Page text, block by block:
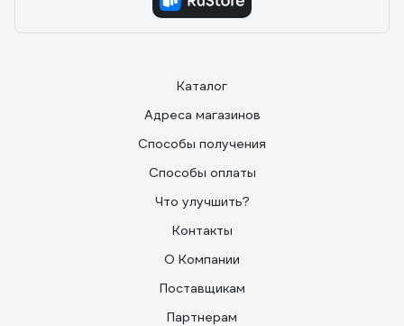
Каталог
Адреса магазинов
Способы получения
Способы оплаты
Что улучшить?
Контакты
О Компании
Поставщикам
Партнерам